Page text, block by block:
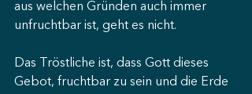
aus welchen Gründen auch immer
unfruchtbar ist, geht es nicht.
Das Tröstliche ist, dass Gott dieses
Gebot, fruchtbar zu sein und die Erde